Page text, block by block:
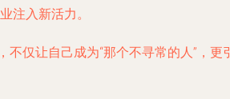
注入新活力。
仅让自己成为“那个不寻常的人”，